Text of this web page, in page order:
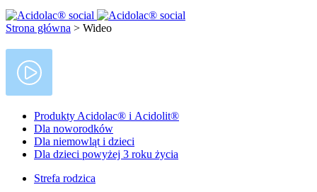
Strona główna > Wideo
Produkty Acidolac® i Acidolit®
Dla noworodków
Dla niemowląt i dzieci
Dla dzieci powyżej 3 roku życia
Strefa rodzica